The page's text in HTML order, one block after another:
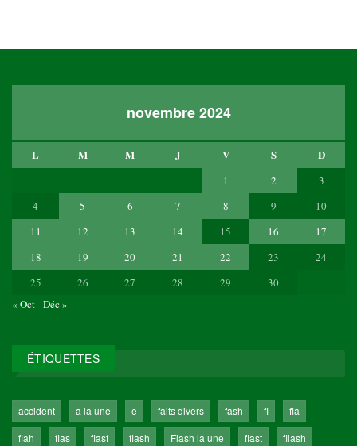
novembre 2024
L M M J V S D
1 2
3
4
5 6 7 8 9
10
11
12 13 14 15 16
17
18
19 20 21 22 23
24
25
26 27 28 29
30
« Oct Déc »
ÉTIQUETTES
accident a la une e faits divers fash fl
fla
flah
flas flasf flash Flash la une flast
fllash